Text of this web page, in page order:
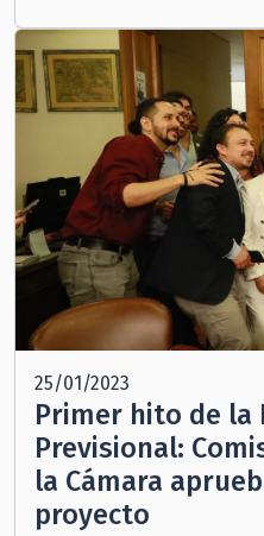
25/01/2023
Primer hito de la
Previsional:
la Cámara
proyecto